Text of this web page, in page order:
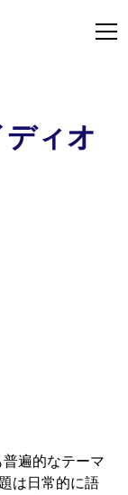
ィオ
遍的なテーマ
は日常的に語